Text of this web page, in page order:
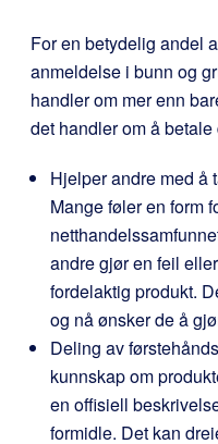
For en betydelig andel
anmeldelse i bunn og
handler om mer enn
det handler om å
Hjelper andre med å
Mange føler en form
andre gjør en feil
fordelaktig produkt.
og nå ønsker de å
Deling av
kunnskap om
en offisiell
formidle. Det kan